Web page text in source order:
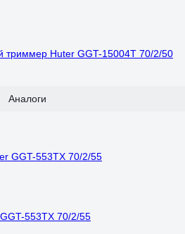
триммер Huter GGT-15004Т 70/2/50
Аналоги
553TX 70/2/55